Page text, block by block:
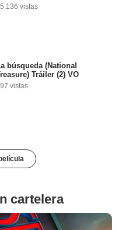
vistas
búsqueda (National
Tráiler (2) VO
vistas
cartelera